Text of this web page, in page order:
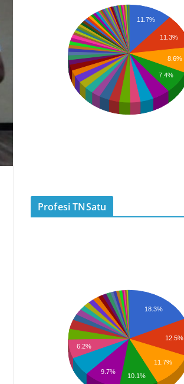
11.7%
11.3%
8.6%
7.4%
Profesi TNSatu
18.3%
12.5%
11.7%
6.2%
9.7%
10.1%